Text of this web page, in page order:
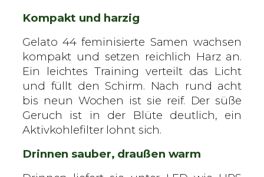
Kompakt und harzig
Gelato 44 feminisierte Samen wachsen
kompakt und setzen reichlich Harz an.
Ein leichtes Training verteilt das Licht
und füllt den Schirm. Nach rund acht
bis neun Wochen ist sie reif. Der süße
Geruch ist in der Blüte deutlich, ein
Aktivkohlefilter lohnt sich.
Drinnen sauber, draußen warm